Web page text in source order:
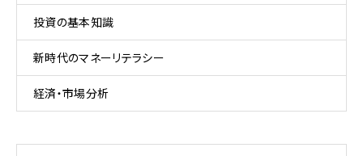
投資の基本知識
新時代のマネーリテラシー
経済・市場分析